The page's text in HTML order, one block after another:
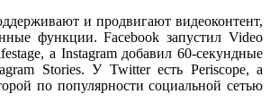
и продвигают видеоконтент,
функции. Facebook запустил Video
а Instagram добавил 60-секундные
Stories. У Twitter есть Periscope, а
по популярности социальной сетью